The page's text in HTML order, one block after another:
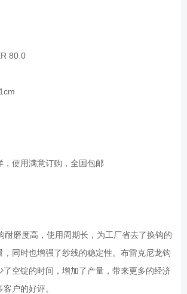
80.0
，使用满意订购，全国包邮
磨度高，使用周期长，为工厂省去了换钩的
，同时也增强了纱线的稳定性。布雷克尼龙钩
了空锭的时间，增加了产量，带来更多的经济
户的好评。